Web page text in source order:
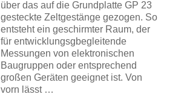
über das auf die Grundplatte GP 23
gesteckte Zeltgestänge gezogen. So
entsteht ein geschirmter Raum, der
für entwicklungsgbegleitende
Messungen von elektronischen
Baugruppen oder entsprechend
großen Geräten geeignet ist. Von
vorn lässt …